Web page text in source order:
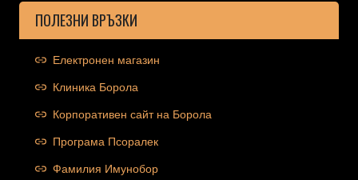
ПОЛЕЗНИ ВРЪЗКИ
Електронен магазин
Клиника Борола
Корпоративен сайт на Борола
Програма Псоралек
Фамилия Имунобор